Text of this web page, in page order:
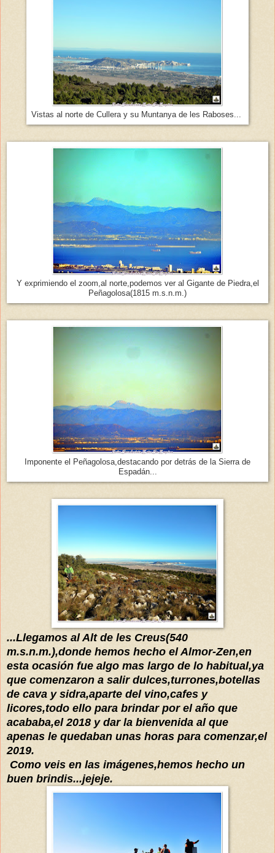
Vistas al norte de Cullera y su Muntanya de les Raboses...
Y exprimiendo el zoom,al norte,podemos ver al Gigante de Piedra,el
Peñagolosa(1815 m.s.n.m.)
Imponente el Peñagolosa,destacando por detrás de la Sierra de
Espadán...
...Llegamos al Alt de les Creus(540
m.s.n.m.),donde hemos hecho el Almor-Zen,en
esta ocasión fue algo mas largo de lo habitual,ya
que comenzaron a salir dulces,turrones,botellas
de cava y sidra,aparte del vino,cafes y
licores,todo ello para brindar por el año que
acababa,el 2018 y dar la bienvenida al que
apenas le quedaban unas horas para comenzar,el
2019.
Como veis en las imágenes,hemos hecho un
buen brindis...jejeje.